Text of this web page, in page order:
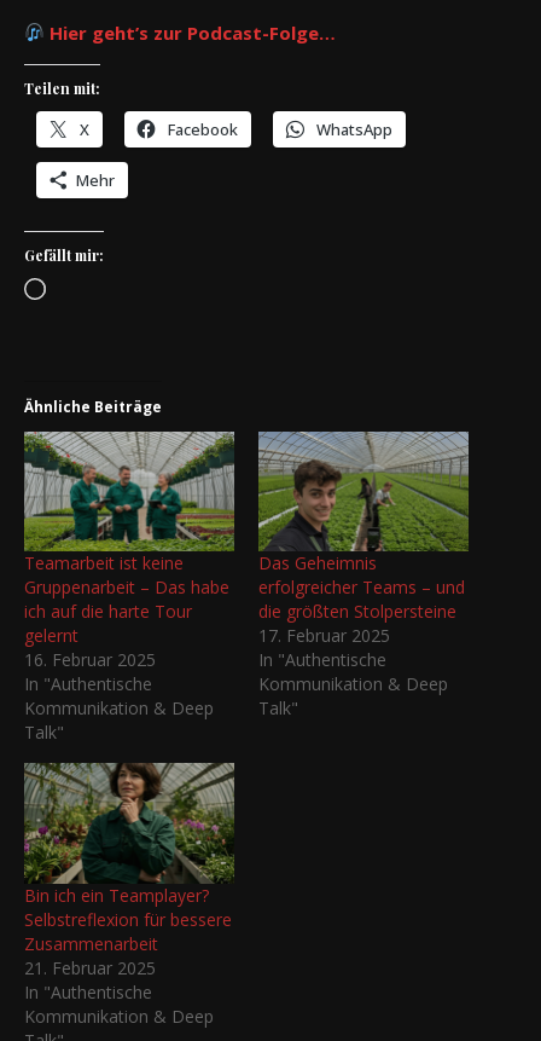
Hier geht’s zur Podcast-Folge…
Teilen mit:
X Facebook WhatsApp
Mehr
Gefällt mir:
Wird geladen …
Ähnliche Beiträge
Teamarbeit ist keine
Gruppenarbeit – Das habe
ich auf die harte Tour
gelernt
16. Februar 2025
In "Authentische
Kommunikation & Deep
Talk"
Das Geheimnis
erfolgreicher Teams – und
die größten Stolpersteine
17. Februar 2025
In "Authentische
Kommunikation & Deep
Talk"
Bin ich ein Teamplayer?
Selbstreflexion für bessere
Zusammenarbeit
21. Februar 2025
In "Authentische
Kommunikation & Deep